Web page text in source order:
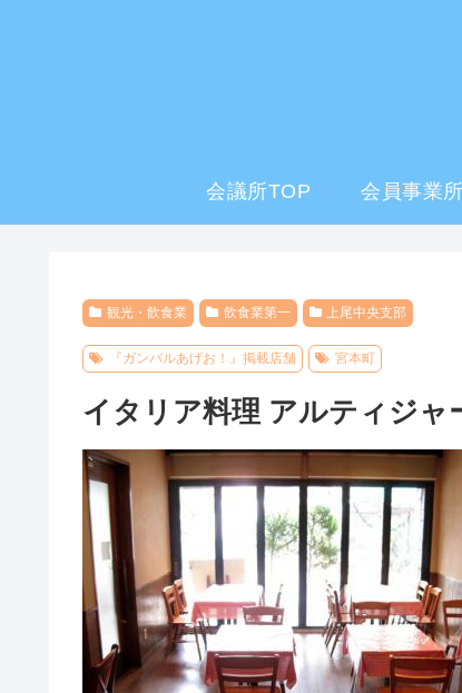
会議所TOP 会員事業
観光・飲食業 飲食業第一 上尾中央支部
『ガンバルあげお！』掲載店舗 宮本町
イタリア料理 アルティジャ